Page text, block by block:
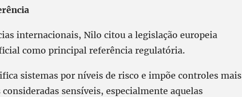
internacionais, Nilo citou a legislação europeia
como principal referência regulatória.
sistemas por níveis de risco e impõe controles mais
sensíveis, especialmente aquelas